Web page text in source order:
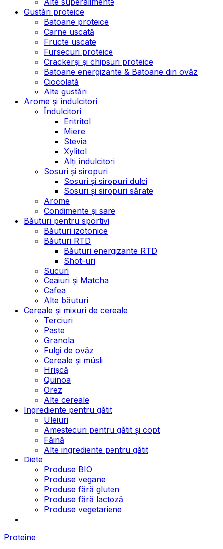
Gustări proteice
Batoane proteice
Carne uscată
Fructe uscate
Fursecuri proteice
Crackerși și chipsuri proteice
Batoane energizante & Batoane din ovăz
Ciocolată
Alte gustări
Arome și îndulcitori
Îndulcitori
Eritritol
Miere
Stevia
Xylitol
Alți îndulcitori
Sosuri și siropuri
Sosuri și siropuri dulci
Sosuri și siropuri sărate
Arome
Condimente și sare
Băuturi pentru sportivi
Băuturi izotonice
Băuturi RTD
Băuturi energizante RTD
Shot-uri
Sucuri
Ceaiuri și Matcha
Cafea
Alte băuturi
Cereale și mixuri de cereale
Terciuri
Paste
Granola
Fulgi de ovăz
Cereale și müsli
Hrișcă
Quinoa
Orez
Alte cereale
Ingrediente pentru gătit
Uleiuri
Amestecuri pentru gătit și copt
Făină
Alte ingrediente pentru gătit
Diete
Produse BIO
Produse vegane
Produse fără gluten
Produse fără lactoză
Produse vegetariene
Proteine